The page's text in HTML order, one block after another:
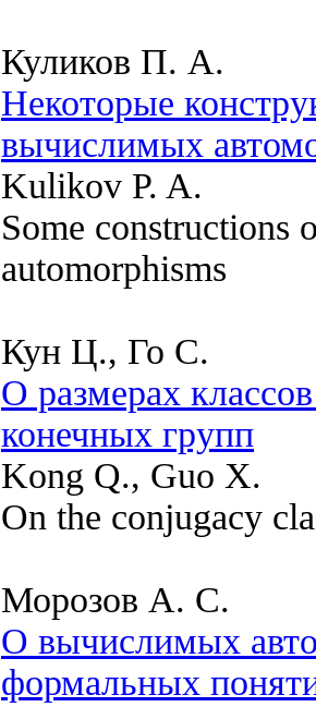
Куликов П. А.
Некоторые
вычислимых
Kulikov P. A.
Some constructions
automorphisms
Кун Ц., Го С.
О размерах
конечных групп
Kong Q., Guo X.
On the conjugacy
Морозов А. С.
О вычислимых
формальных